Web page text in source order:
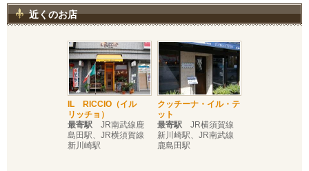
近くのお店
IL RICCIO（イル
リッチョ）
最寄駅 JR南武線鹿
島田駅、JR横須賀線
新川崎駅
クッチーナ・イル・テ
ット
最寄駅 JR横須賀線
新川崎駅、JR南武線
鹿島田駅